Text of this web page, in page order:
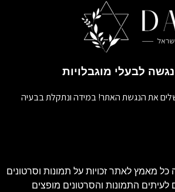
לבעלי מוגבלויות
את הנגשת האתר! במידה ונתקלת בבעיה
כל מאמץ לאתר זכויות על תמונות וסרטונים
התמונות והסרטונים מופצים